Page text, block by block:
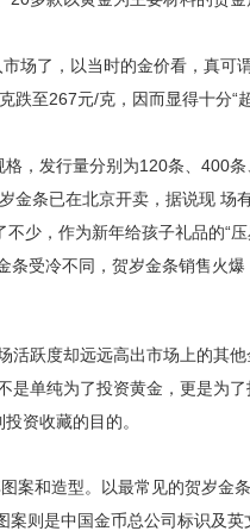
场了，以当时的金价看，真可
跌至267元/克，因而显得十分“
，发行量分别为120条、400条
金条已在北京开卖，据说现 场
不少，作为新年给孩子礼品的“压
受冷不同，贺岁金条销售火爆
活跃度却远远高出市场上的其他
是单纯为了投资黄金，更是为了
资收藏的目的。
案和造型。以最常见的贺岁金
案则是中国金币总公司标识及英